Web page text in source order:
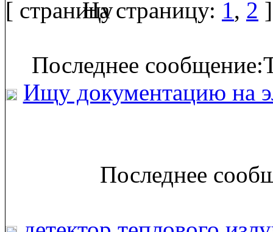
[ На страницу: 1, 2 ]
Последнее
Ищу документацию на
Последнее